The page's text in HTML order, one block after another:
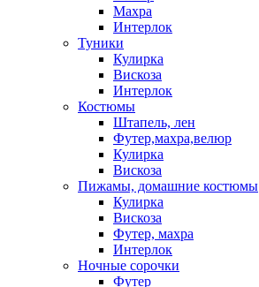
Махра
Интерлок
Туники
Кулирка
Вискоза
Интерлок
Костюмы
Штапель, лен
Футер,махра,велюр
Кулирка
Вискоза
Пижамы, домашние костюмы
Кулирка
Вискоза
Футер, махра
Интерлок
Ночные сорочки
Футер